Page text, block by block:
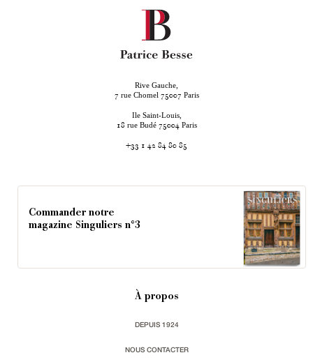
Rive Gauche,
7 rue Chomel 75007 Paris
Ile Saint-Louis,
18 rue Budé 75004 Paris
+33 1 42 84 80 85
Commander notre
magazine Singuliers n°3
À propos
DEPUIS 1924
NOUS CONTACTER